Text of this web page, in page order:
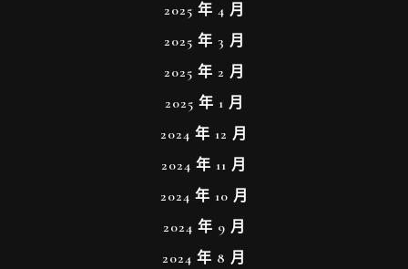
2025 年 4 月
2025 年 3 月
2025 年 2 月
2025 年 1 月
2024 年 12 月
2024 年 11 月
2024 年 10 月
2024 年 9 月
2024 年 8 月